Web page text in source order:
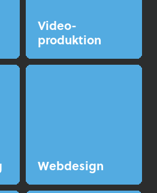
Video­
produktion
Web­design